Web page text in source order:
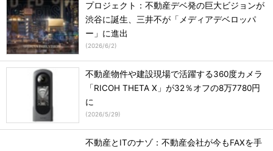
プロジェクト：不動産デベ発の巨大ビジョンが
渋谷に誕生、三井不が「メディアデベロッパ
ー」に進出
(2026/6/2)
不動産物件や建設現場で活躍する360度カメラ
「RICOH THETA X」が32％オフの8万7780円
に
(2026/5/29)
不動産とITのナゾ：不動産会社が今もFAXを手